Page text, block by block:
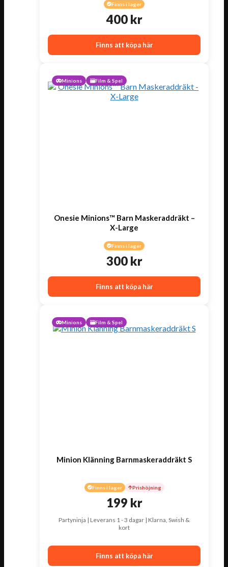
Finns i lager
400 kr
Finns att köpa här
Minions Film & Spel
Onesie Minions™ Barn Maskeraddräkt –
X-Large
Finns i lager
300 kr
Finns att köpa här
Minions Film & Spel
Minion Klänning Barnmaskeraddräkt S
Finns i lager Prishöjning
199 kr
Partyninja | Leverans 1 - 3 dagar | Klarna, Swish &
kort
Finns att köpa här